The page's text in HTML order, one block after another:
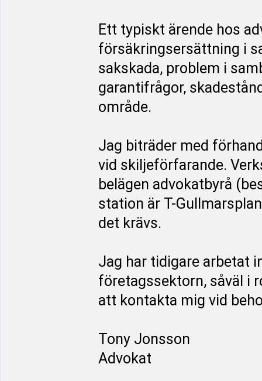
Ett typiskt ärende hos
försäkringsersättning i
sakskada, problem i
garantifrågor,
område.
Jag biträder med
vid skiljeförfarande.
belägen advokatbyrå
station är T-
det krävs.
Jag har tidigare arbetat
företagssektorn, såväl i
att kontakta mig vid
Tony Jonsson
Advokat